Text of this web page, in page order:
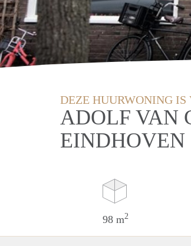
DEZE HUURWONING IS
ADOLF VAN
EINDHOVEN
98 m2